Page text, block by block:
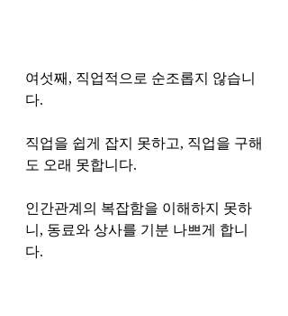
여섯째, 직업적으로 순조롭지 않습니
다.
직업을 쉽게 잡지 못하고, 직업을 구해
도 오래 못합니다.
인간관계의 복잡함을 이해하지 못하
니, 동료와 상사를 기분 나쁘게 합니
다.